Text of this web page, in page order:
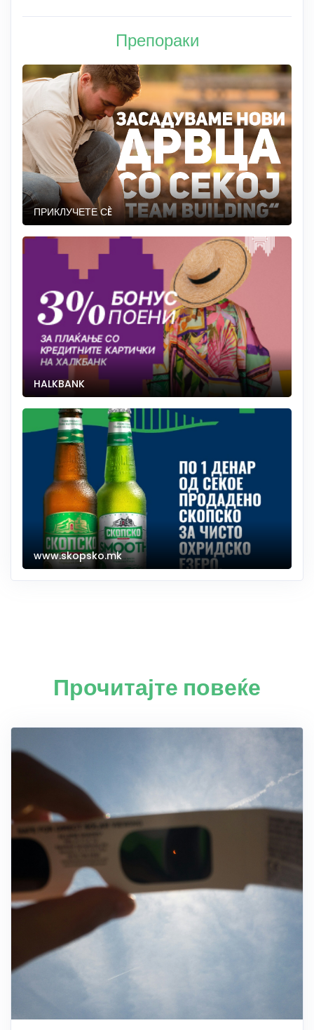
Препораки
ПРИКЛУЧЕТЕ СÈ
HALKBANK
www.skopsko.mk
Прочитајте повеќе